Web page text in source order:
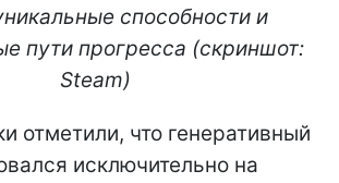
способности и
пути прогресса (скриншот:
Steam)
отметили, что генеративный
исключительно на